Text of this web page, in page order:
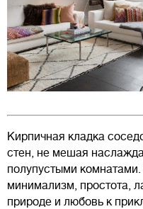
Кирпичная кладка
стен, не мешая
полупустыми
минимализм, простота,
природе и любовь к